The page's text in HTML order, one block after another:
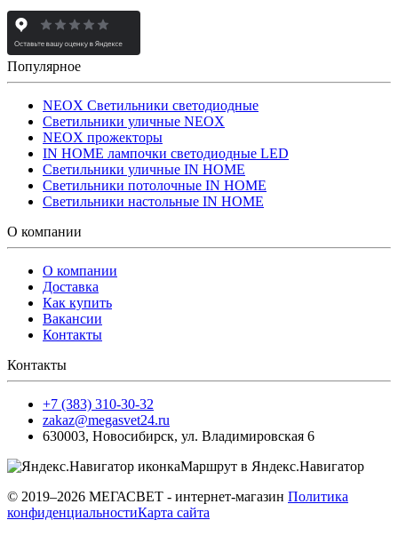
Популярное
NEOX Светильники светодиодные
Светильники уличные NEOX
NEOX прожекторы
IN HOME лампочки светодиодные LED
Светильники уличные IN HOME
Светильники потолочные IN HOME
Светильники настольные IN HOME
О компании
О компании
Доставка
Как купить
Вакансии
Контакты
Контакты
+7 (383) 310-30-32
zakaz@megasvet24.ru
630003, Новосибирск, ул. Владимировская 6
Маршрут в Яндекс.Навигатор
© 2019–2026 МЕГАСВЕТ - интернет-магазин Политика
конфиденциальностиКарта сайта